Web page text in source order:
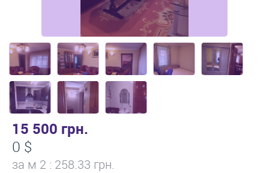
15 500 грн.
0 $
за м 2 : 258.33 грн.